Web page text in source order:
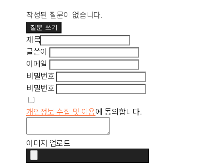
작성된 질문이 없습니다.
질문 쓰기
제목
글쓴이
이메일
비밀번호
비밀번호
개인정보 수집 및 이용에 동의합니다.
이미지 업로드